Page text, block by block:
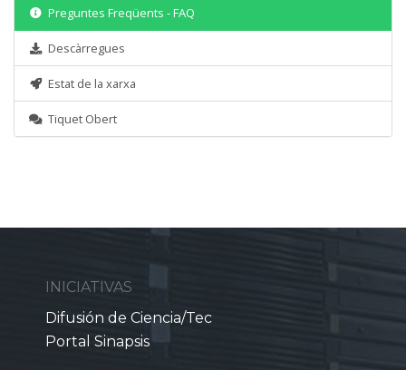
Preguntes Freqüents - FAQ
Descàrregues
Estat de la xarxa
Tiquet Obert
INICIATIVAS
Difusión de Ciencia/Tec
Portal Sinapsis